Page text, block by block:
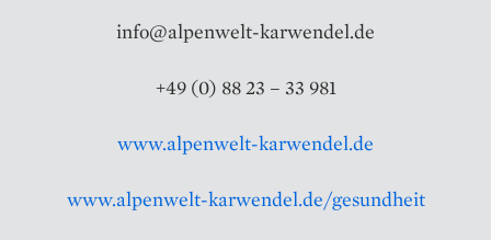
info@alpenwelt-karwendel.de
+49 (0) 88 23 – 33 981
www.alpenwelt-karwendel.de
www.alpenwelt-karwendel.de/gesundheit